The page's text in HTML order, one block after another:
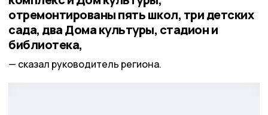
отремонтированы пять школ, три детских
сада, два Дома культуры, стадион и
библиотека,
сказал руководитель региона.